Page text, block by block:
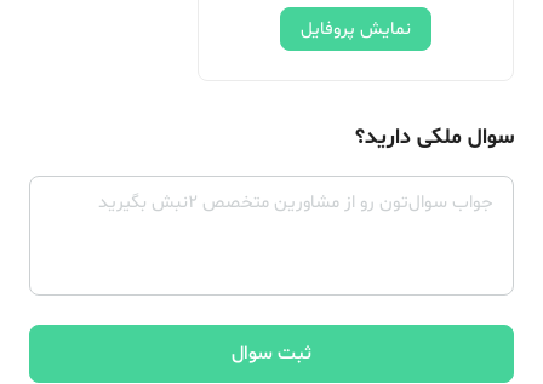
نمایش پروفایل
سوال ملکی دارید؟
ثبت سوال